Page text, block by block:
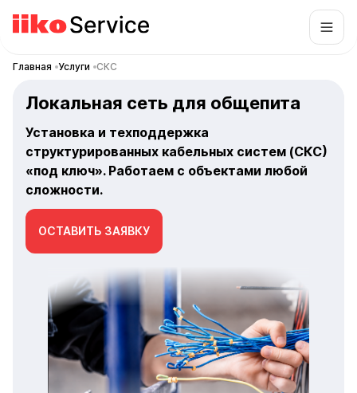
Главная Услуги СКС
Локальная сеть для общепита
Установка и техподдержка
структурированных кабельных систем (СКС)
«под ключ». Работаем с объектами любой
сложности.
ОСТАВИТЬ ЗАЯВКУ